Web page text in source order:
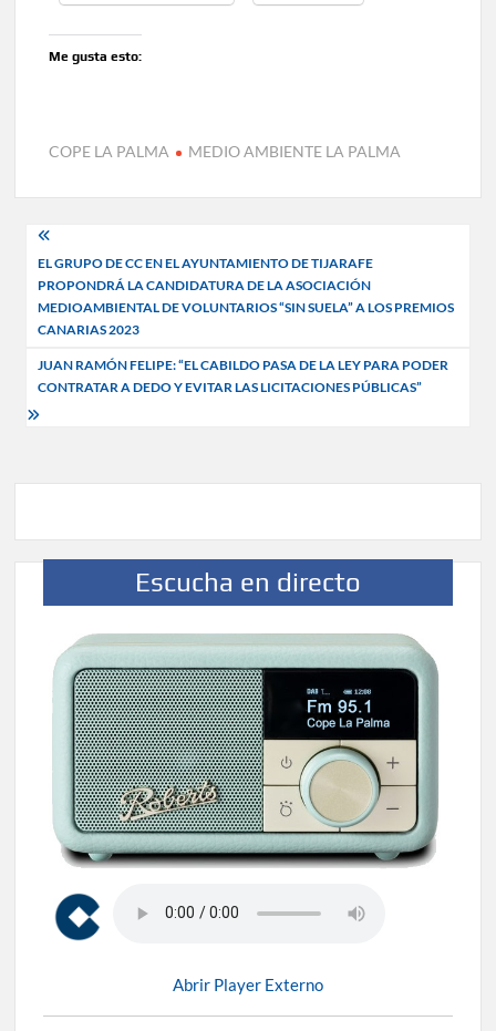
Me gusta esto:
COPE LA PALMA MEDIO AMBIENTE LA PALMA
Navegación
de
entradas
EL GRUPO DE CC EN EL AYUNTAMIENTO DE TIJARAFE
PROPONDRÁ LA CANDIDATURA DE LA ASOCIACIÓN
MEDIOAMBIENTAL DE VOLUNTARIOS “SIN SUELA” A LOS PREMIOS
CANARIAS 2023
JUAN RAMÓN FELIPE: “EL CABILDO PASA DE LA LEY PARA PODER
CONTRATAR A DEDO Y EVITAR LAS LICITACIONES PÚBLICAS”
Escucha en directo
Abrir Player Externo